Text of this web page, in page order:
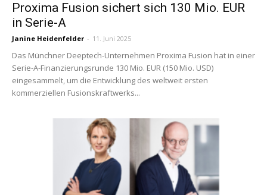
Proxima Fusion sichert sich 130 Mio. EUR
in Serie-A
Janine Heidenfelder - 11. Juni 2025
Das Münchner Deeptech-Unternehmen Proxima Fusion hat in einer
Serie-A-Finanzierungsrunde 130 Mio. EUR (150 Mio. USD)
eingesammelt, um die Entwicklung des weltweit ersten
kommerziellen Fusionskraftwerks...